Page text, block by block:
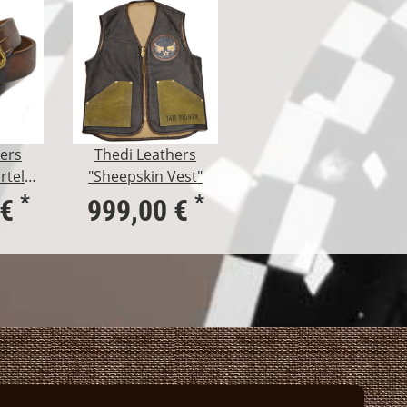
*
Thedi Leathers
"Sheepskin Vest"
999,00 € *